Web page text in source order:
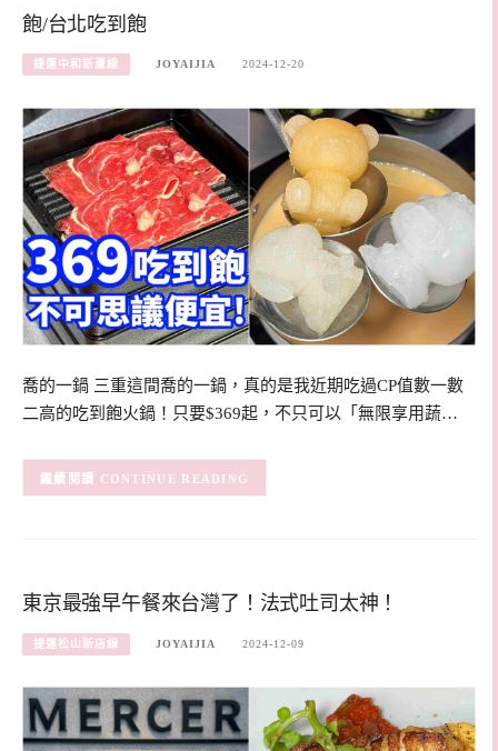
飽/台北吃到飽
捷運中和新蘆線 JOYAIJIA 2024-12-20
喬的一鍋 三重這間喬的一鍋，真的是我近期吃過CP值數一數
二高的吃到飽火鍋！只要$369起，不只可以「無限享用蔬…
CONTINUE READING
東京最強早午餐來台灣了！法式吐司太神！
捷運松山新店線 JOYAIJIA 2024-12-09